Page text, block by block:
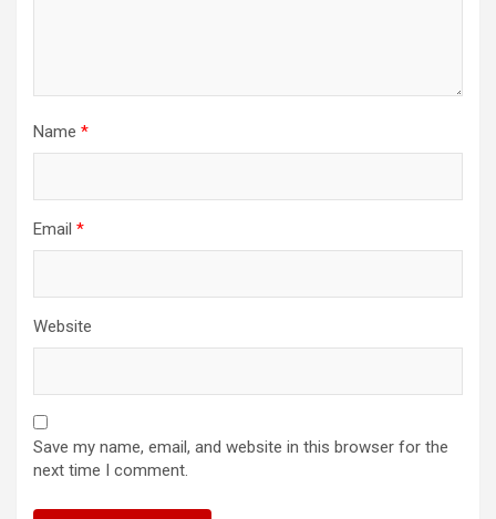
Name *
Email *
Website
Save my name, email, and website in this browser for the
next time I comment.